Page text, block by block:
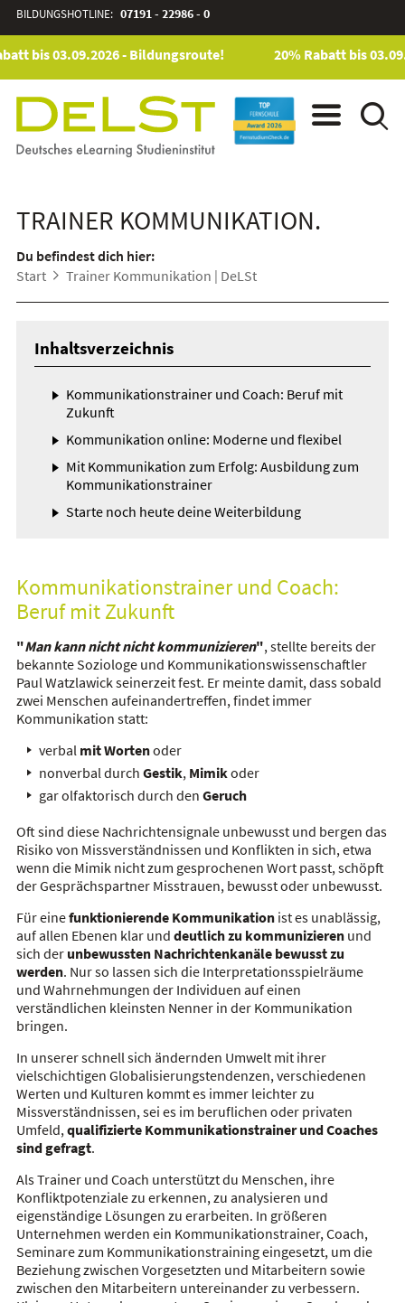
BILDUNGSHOTLINE: 07191 - 22986 - 0
bis 03.09.2026 - Bildungsroute! 20% Rabatt bis
TRAINER KOMMUNIKATION.
Du befindest dich hier:
Start
Trainer Kommunikation | DeLSt
Inhaltsverzeichnis
Kommunikationstrainer und Coach: Beruf mit
Zukunft
Kommunikation online: Moderne und flexibel
Mit Kommunikation zum Erfolg: Ausbildung zum
Kommunikationstrainer
Starte noch heute deine Weiterbildung
Kommunikationstrainer und Coach:
Beruf mit Zukunft
"Man kann nicht nicht kommunizieren", stellte bereits der
bekannte Soziologe und Kommunikationswissenschaftler
Paul Watzlawick seinerzeit fest. Er meinte damit, dass sobald
zwei Menschen aufeinandertreffen, findet immer
Kommunikation statt:
verbal mit Wortenoder
nonverbal durch Gestik, Mimikoder
gar olfaktorisch durch den Geruch
Oft sind diese Nachrichtensignale unbewusst und bergen das
Risiko von Missverständnissen und Konflikten in sich, etwa
wenn die Mimik nicht zum gesprochenen Wort passt, schöpft
der Gesprächspartner Misstrauen, bewusst oder unbewusst.
Für einefunktionierende Kommunikationist es unablässig,
auf allen Ebenen klar und deutlich zu kommunizierenund
sich der unbewussten Nachrichtenkanäle bewusst zu
werden. Nur so lassen sich die Interpretationsspielräume
und Wahrnehmungen der Individuen auf einen
verständlichen kleinsten Nenner in der Kommunikation
bringen.
In unserer schnell sich ändernden Umwelt mit ihrer
vielschichtigen Globalisierungstendenzen, verschiedenen
Werten und Kulturen kommt es immer leichter zu
Missverständnissen, sei es im beruflichen oder privaten
Umfeld,qualifizierte Kommunikationstrainer und Coaches
sind gefragt.
Als Trainer und Coach unterstützt du Menschen, ihre
Konfliktpotenziale zu erkennen, zu analysieren und
eigenständige Lösungen zu erarbeiten. In größeren
Unternehmen werden ein Kommunikationstrainer, Coach,
Seminare zum Kommunikationstraining eingesetzt, um die
Beziehung zwischen Vorgesetzten und Mitarbeitern sowie
zwischen den Mitarbeitern untereinander zu verbessern.